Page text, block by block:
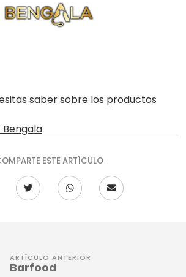
saber sobre los productos
Bengala
ESTE ARTÍCULO
ARTÍCULO ANTERIOR
Barfood